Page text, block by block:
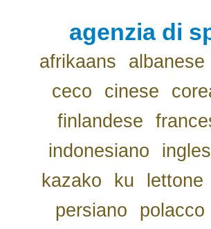
agenzia di
afrikaans albanese
ceco
cinese
finlandese
indonesiano
kazako
ku lettone
persiano
polacco